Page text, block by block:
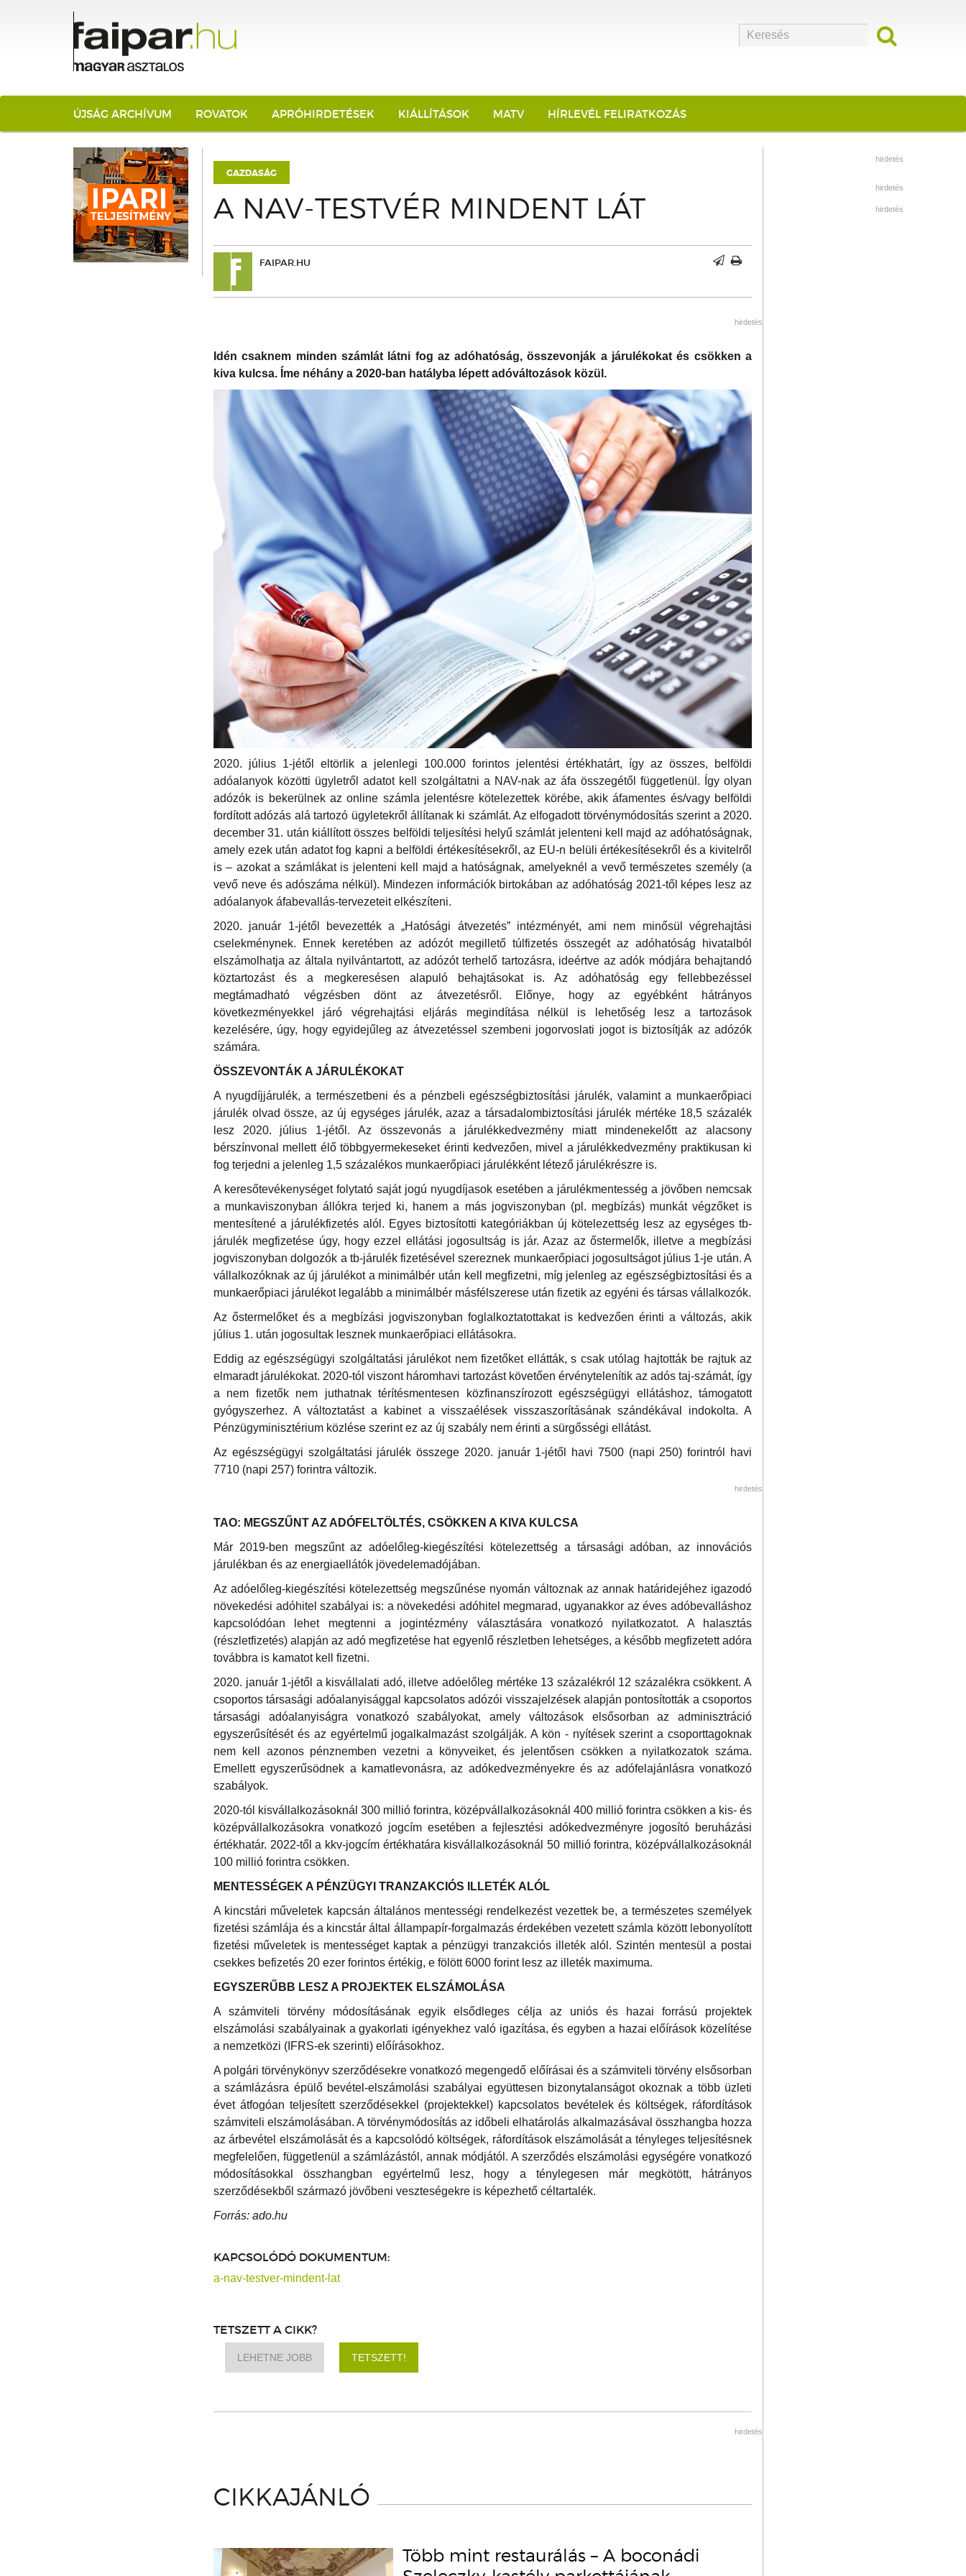
ÚJSÁG ARCHÍVUM ROVATOK APRÓHIRDETÉSEK KIÁLLÍTÁSOK MATV HÍRLEVÉL FELIRATKOZÁS
GAZDASÁG
A NAV-TESTVÉR MINDENT LÁT
FAIPAR.HU
hirdetés
Idén csaknem minden számlát látni fog az adóhatóság, összevonják a járulékokat és csökken a
kiva kulcsa. Íme néhány a 2020-ban hatályba lépett adóváltozások közül.
2020. július 1-jétől eltörlik a jelenlegi 100.000 forintos jelentési értékhatárt, így az összes, belföldi
adóalanyok közötti ügyletről adatot kell szolgáltatni a NAV-nak az áfa összegétől függetlenül. Így olyan
adózók is bekerülnek az online számla jelentésre kötelezettek körébe, akik áfamentes és/vagy belföldi
fordított adózás alá tartozó ügyletekről állítanak ki számlát. Az elfogadott törvénymódosítás szerint a 2020.
december 31. után kiállított összes belföldi teljesítési helyű számlát jelenteni kell majd az adóhatóságnak,
amely ezek után adatot fog kapni a belföldi értékesítésekről, az EU-n belüli értékesítésekről és a kivitelről
is – azokat a számlákat is jelenteni kell majd a hatóságnak, amelyeknél a vevő természetes személy (a
vevő neve és adószáma nélkül). Mindezen információk birtokában az adóhatóság 2021-től képes lesz az
adóalanyok áfabevallás-tervezeteit elkészíteni.
2020. január 1-jétől bevezették a „Hatósági átvezetés” intézményét, ami nem minősül végrehajtási
cselekménynek. Ennek keretében az adózót megillető túlfizetés összegét az adóhatóság hivatalból
elszámolhatja az általa nyilvántartott, az adózót terhelő tartozásra, ideértve az adók módjára behajtandó
köztartozást és a megkeresésen alapuló behajtásokat is. Az adóhatóság egy fellebbezéssel
megtámadható végzésben dönt az átvezetésről. Előnye, hogy az egyébként hátrányos
következményekkel járó végrehajtási eljárás megindítása nélkül is lehetőség lesz a tartozások
kezelésére, úgy, hogy egyidejűleg az átvezetéssel szembeni jogorvoslati jogot is biztosítják az adózók
számára.
ÖSSZEVONTÁK A JÁRULÉKOKAT
A nyugdíjjárulék, a természetbeni és a pénzbeli egészségbiztosítási járulék, valamint a munkaerőpiaci
járulék olvad össze, az új egységes járulék, azaz a társadalombiztosítási járulék mértéke 18,5 százalék
lesz 2020. július 1-jétől. Az összevonás a járulékkedvezmény miatt mindenekelőtt az alacsony
bérszínvonal mellett élő többgyermekeseket érinti kedvezően, mivel a járulékkedvezmény praktikusan ki
fog terjedni a jelenleg 1,5 százalékos munkaerőpiaci járulékként létező járulékrészre is.
A keresőtevékenységet folytató saját jogú nyugdíjasok esetében a járulékmentesség a jövőben nemcsak
a munkaviszonyban állókra terjed ki, hanem a más jogviszonyban (pl. megbízás) munkát végzőket is
mentesítené a járulékfizetés alól. Egyes biztosítotti kategóriákban új kötelezettség lesz az egységes tb-
járulék megfizetése úgy, hogy ezzel ellátási jogosultság is jár. Azaz az őstermelők, illetve a megbízási
jogviszonyban dolgozók a tb-járulék fizetésével szereznek munkaerőpiaci jogosultságot július 1-je után. A
vállalkozóknak az új járulékot a minimálbér után kell megfizetni, míg jelenleg az egészségbiztosítási és a
munkaerőpiaci járulékot legalább a minimálbér másfélszerese után fizetik az egyéni és társas vállalkozók.
Az őstermelőket és a megbízási jogviszonyban foglalkoztatottakat is kedvezően érinti a változás, akik
július 1. után jogosultak lesznek munkaerőpiaci ellátásokra.
Eddig az egészségügyi szolgáltatási járulékot nem fizetőket ellátták, s csak utólag hajtották be rajtuk az
elmaradt járulékokat. 2020-tól viszont háromhavi tartozást követően érvénytelenítik az adós taj-számát, így
a nem fizetők nem juthatnak térítésmentesen közfinanszírozott egészségügyi ellátáshoz, támogatott
gyógyszerhez. A változtatást a kabinet a visszaélések visszaszorításának szándékával indokolta. A
Pénzügyminisztérium közlése szerint ez az új szabály nem érinti a sürgősségi ellátást.
Az egészségügyi szolgáltatási járulék összege 2020. január 1-jétől havi 7500 (napi 250) forintról havi
7710 (napi 257) forintra változik.
hirdetés
TAO: MEGSZŰNT AZ ADÓFELTÖLTÉS, CSÖKKEN A KIVA KULCSA
Már 2019-ben megszűnt az adóelőleg-kiegészítési kötelezettség a társasági adóban, az innovációs
járulékban és az energiaellátók jövedelemadójában.
Az adóelőleg-kiegészítési kötelezettség megszűnése nyomán változnak az annak határidejéhez igazodó
növekedési adóhitel szabályai is: a növekedési adóhitel megmarad, ugyanakkor az éves adóbevalláshoz
kapcsolódóan lehet megtenni a jogintézmény választására vonatkozó nyilatkozatot. A halasztás
(részletfizetés) alapján az adó megfizetése hat egyenlő részletben lehetséges, a később megfizetett adóra
továbbra is kamatot kell fizetni.
2020. január 1-jétől a kisvállalati adó, illetve adóelőleg mértéke 13 százalékról 12 százalékra csökkent. A
csoportos társasági adóalanyisággal kapcsolatos adózói visszajelzések alapján pontosították a csoportos
társasági adóalanyiságra vonatkozó szabályokat, amely változások elsősorban az adminisztráció
egyszerűsítését és az egyértelmű jogalkalmazást szolgálják. A kön - nyítések szerint a csoporttagoknak
nem kell azonos pénznemben vezetni a könyveiket, és jelentősen csökken a nyilatkozatok száma.
Emellett egyszerűsödnek a kamatlevonásra, az adókedvezményekre és az adófelajánlásra vonatkozó
szabályok.
2020-tól kisvállalkozásoknál 300 millió forintra, középvállalkozásoknál 400 millió forintra csökken a kis- és
középvállalkozásokra vonatkozó jogcím esetében a fejlesztési adókedvezményre jogosító beruházási
értékhatár. 2022-től a kkv-jogcím értékhatára kisvállalkozásoknál 50 millió forintra, középvállalkozásoknál
100 millió forintra csökken.
MENTESSÉGEK A PÉNZÜGYI TRANZAKCIÓS ILLETÉK ALÓL
A kincstári műveletek kapcsán általános mentességi rendelkezést vezettek be, a természetes személyek
fizetési számlája és a kincstár által állampapír-forgalmazás érdekében vezetett számla között lebonyolított
fizetési műveletek is mentességet kaptak a pénzügyi tranzakciós illeték alól. Szintén mentesül a postai
csekkes befizetés 20 ezer forintos értékig, e fölött 6000 forint lesz az illeték maximuma.
EGYSZERŰBB LESZ A PROJEKTEK ELSZÁMOLÁSA
A számviteli törvény módosításának egyik elsődleges célja az uniós és hazai forrású projektek
elszámolási szabályainak a gyakorlati igényekhez való igazítása, és egyben a hazai előírások közelítése
a nemzetközi (IFRS-ek szerinti) előírásokhoz.
A polgári törvénykönyv szerződésekre vonatkozó megengedő előírásai és a számviteli törvény elsősorban
a számlázásra épülő bevétel-elszámolási szabályai együttesen bizonytalanságot okoznak a több üzleti
évet átfogóan teljesített szerződésekkel (projektekkel) kapcsolatos bevételek és költségek, ráfordítások
számviteli elszámolásában. A törvénymódosítás az időbeli elhatárolás alkalmazásával összhangba hozza
az árbevétel elszámolását és a kapcsolódó költségek, ráfordítások elszámolását a tényleges teljesítésnek
megfelelően, függetlenül a számlázástól, annak módjától. A szerződés elszámolási egységére vonatkozó
módosításokkal összhangban egyértelmű lesz, hogy a ténylegesen már megkötött, hátrányos
szerződésekből származó jövőbeni veszteségekre is képezhető céltartalék.
Forrás: ado.hu
KAPCSOLÓDÓ DOKUMENTUM:
a-nav-testver-mindent-lat
TETSZETT A CIKK?
LEHETNE JOBB TETSZETT!
hirdetés
CIKKAJÁNLÓ
Több mint restaurálás – A boconádi
hirdetés
hirdetés
hirdetés